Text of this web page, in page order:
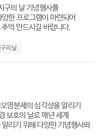
의 날 기념행사를
한 프로그램이 마련되어
억 만드시길 바랍니다.
의 날
염분제의 심각성을 알리기
보호의 날로 매년 세계
리기 위해 다양한 기념행사와